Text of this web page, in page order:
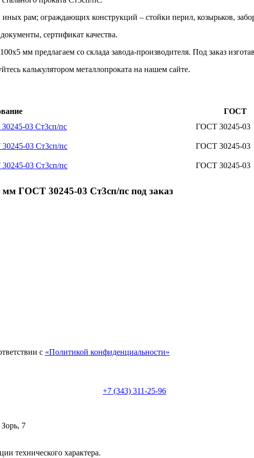
рам; ограждающих конструкций – стойки перил, козырьков,
сертификат качества.
мм предлагаем со склада завода-производителя. Под заказ
калькулятором металлопроката на нашем сайте.
ГОСТ
03 Ст3сп/пс
ГОСТ 30245-03
03 Ст3сп/пс ГОСТ 30245-03
03 Ст3сп/пс ГОСТ 30245-03
ГОСТ 30245-03 Ст3сп/пс под заказ
с «Политикой конфиденциальности»
+7 (343) 311-25-96
7
технического характера.